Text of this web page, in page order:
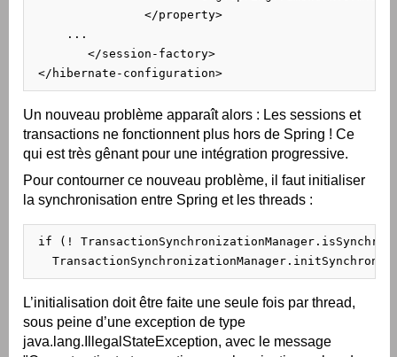
     ...
</hibernate-configuration>
Un nouveau problème apparaît alors : Les sessions et
transactions ne fonctionnent plus hors de Spring ! Ce
qui est très gênant pour une intégration progressive.
Pour contourner ce nouveau problème, il faut initialiser
la synchronisation entre Spring et les threads :
if (!
L’initialisation doit être faite une seule fois par thread,
sous peine d’une exception de type
java.lang.IllegalStateException, avec le message